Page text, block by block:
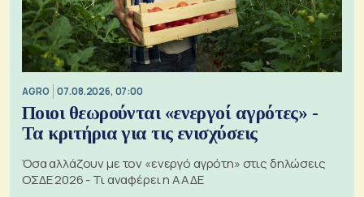
AGRO 07.08.2026, 07:00
Ποιοι θεωρούνται «ενεργοί αγρότες» -
Τα κριτήρια για τις ενισχύσεις
Όσα αλλάζουν με τον «ενεργό αγρότη» στις δηλώσεις
ΟΣΔΕ 2026 - Τι αναφέρει η ΑΑΔΕ